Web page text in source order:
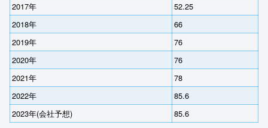
2017年
52.25
2018年
66
2019年
76
2020年
76
2021年
78
2022年
85.6
2023年(会社予想)
85.6